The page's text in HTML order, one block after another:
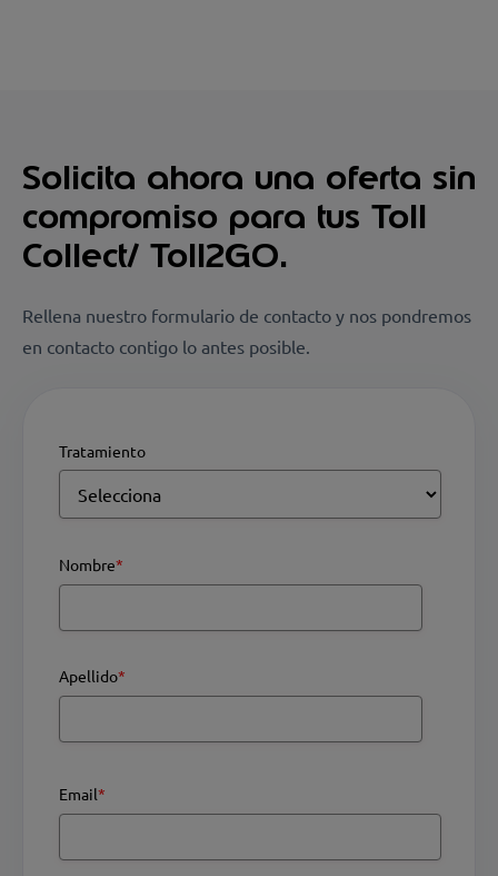
Solicita ahora una oferta sin
compromiso para tus Toll
Collect/ Toll2GO.
Rellena nuestro formulario de contacto y nos pondremos
en contacto contigo lo antes posible.
Tratamiento
Nombre*
Apellido*
Email*